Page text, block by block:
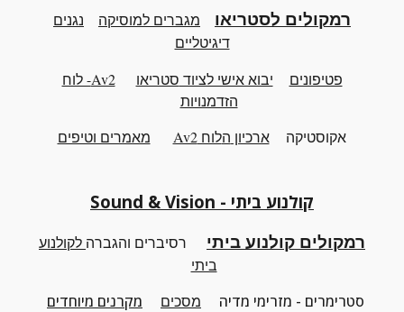
רמקולים לסטריאו מגברים למוסיקה
נגנים
דיגיטליים
פטיפונים יבוא אישי לציוד סטריאו
Av2- לוח
הזדמנויות
אקוסטיקהארכיון הלוח Av2 מאמרים וטיפים
קולנוע ביתי - Sound & Vision
רמקולים קולנוע ביתי רסיברים והגברה לקולנוע
ביתי
סטרימרים - מזרימי מדיה מסכים
מקרנים מיוחדים